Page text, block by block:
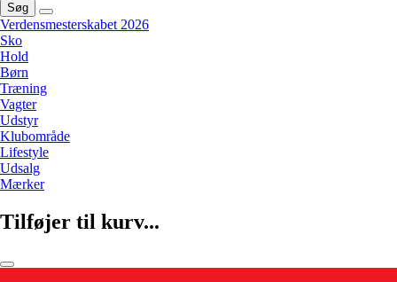
Søg
Verdensmesterskabet 2026
Sko
Hold
Børn
Træning
Vagter
Udstyr
Klubområde
Lifestyle
Udsalg
Mærker
Tilføjer til kurv...